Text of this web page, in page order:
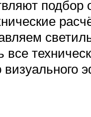
подбор